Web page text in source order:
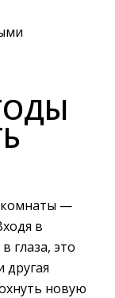
комнаты —
в
глаза, это
новую